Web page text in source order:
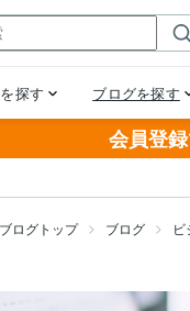
会員登
ブログトップ ブログ